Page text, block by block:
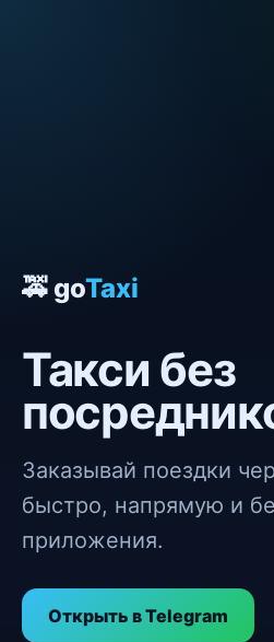
🚕 goTaxi
Такси без
Заказывай поездки
быстро, напрямую и
приложения.
Открыть в Telegram